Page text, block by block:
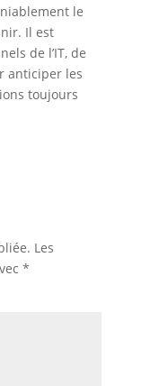
le
Il est
de l’IT, de
anticiper les
toujours
Les
*